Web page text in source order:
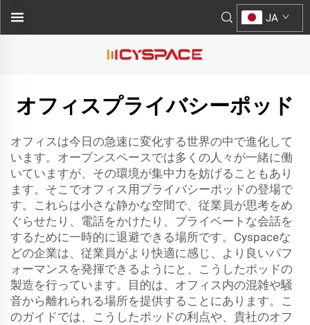
JA
オフィスプライバシーポッド
オフィスは今日の急速に変化する世界の中で進化して
います。オープンスペースでは多くの人々が一緒に働
いていますが、その環境が集中力を妨げることもあり
ます。そこでオフィス用プライバシーポッドの登場で
す。これらは小さな静かな空間で、従業員が思考をめ
ぐらせたり、電話をかけたり、プライベートな会話を
するために一時的に退避できる場所です。Cyspaceな
どの企業は、従業員がより快適に感じ、より良いパフ
ォーマンスを発揮できるようにと、こうしたポッドの
製造を行っています。目的は、オフィス内の混雑や騒
音から離れられる場所を提供することにあります。こ
のガイドでは、こうしたポッドの利点や、貴社のオフ